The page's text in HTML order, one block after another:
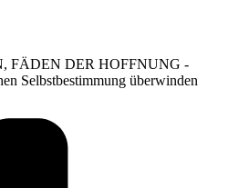
FÄDEN DER HOFFNUNG -
Selbstbestimmung überwinden